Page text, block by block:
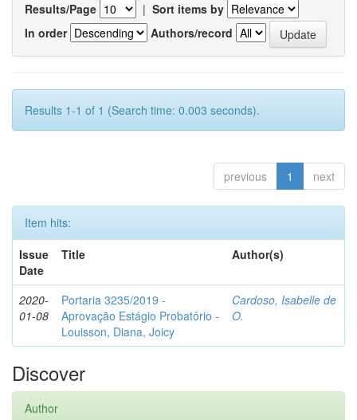
Results/Page | Sort items by
In order
Authors/record
Results 1-1 of 1 (Search time: 0.003 seconds).
previous 1 next
Item hits:
Issue
Date
Title Author(s)
2020-
01-08
Portaria 3235/2019 -
Aprovação Estágio Probatório -
Louisson, Diana, Joicy
Cardoso, Isabelle de
O.
Discover
Author